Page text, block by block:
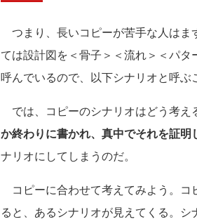
つまり、長いコピーが苦手な人はま
ては設計図を＜骨子＞＜流れ＞＜パ
呼んでいるので、以下シナリオと呼ぶ
では、コピーのシナリオはどう考え
か終わりに書かれ、真中でそれを証明
ナリオにしてしまうのだ。
コピーに合わせて考えてみよう。コ
ると、あるシナリオが見えてくる。シ